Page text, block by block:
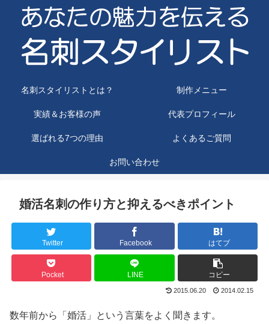
名刺スタイリストとは？ 制作メニュー
実績＆お客様の声 代表プロフィール
選ばれる7つの理由 よくあるご質問
お問い合わせ
婚活名刺の作り方と抑えるべきポイント
Twitter Facebook はてブ
Pocket LINE コピー
2015.06.20 2014.02.15
数年前から「婚活」という言葉をよく聞きます。